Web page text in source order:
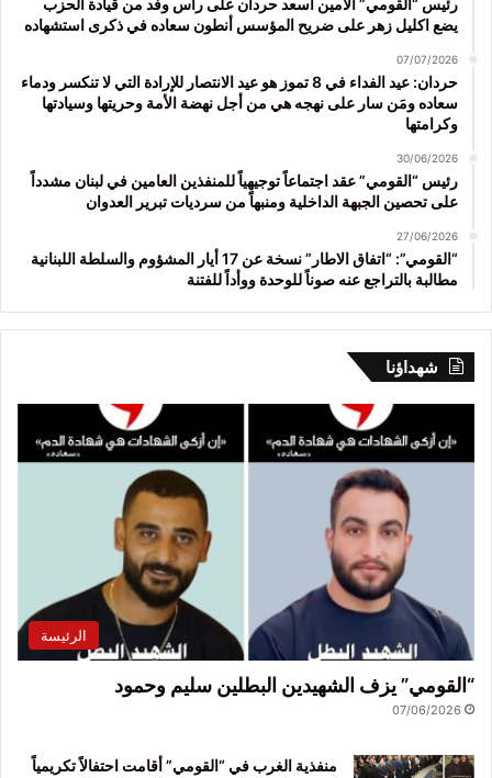
يضع اكليل زهر على ضريح المؤسس أنطون سعاده في ذكرى استشهاده
07/07/2026
حردان: عيد الفداء في 8 تموز هو عيد الانتصار للإرادة التي لا تنكسر ودماء
سعاده ومَن سار على نهجه هي من أجل نهضة الأمة وحريتها وسيادتها
وكرامتها
30/06/2026
رئيس “القومي” عقد اجتماعاً توجيهياً للمنفذين العامين في لبنان مشدداً
على تحصين الجبهة الداخلية ومنبهاً من سرديات تبرير العدوان
27/06/2026
“القومي”: “اتفاق الاطار” نسخة عن 17 أيار المشؤوم والسلطة اللبنانية
مطالبة بالتراجع عنه صوناً للوحدة ووأداً للفتنة
شهداؤنا
الرئيسة
“القومي” يزف الشهيدين البطلين سليم وحمود
07/06/2026
منفذية الغرب في “القومي” أقامت احتفالاً تكريمياً